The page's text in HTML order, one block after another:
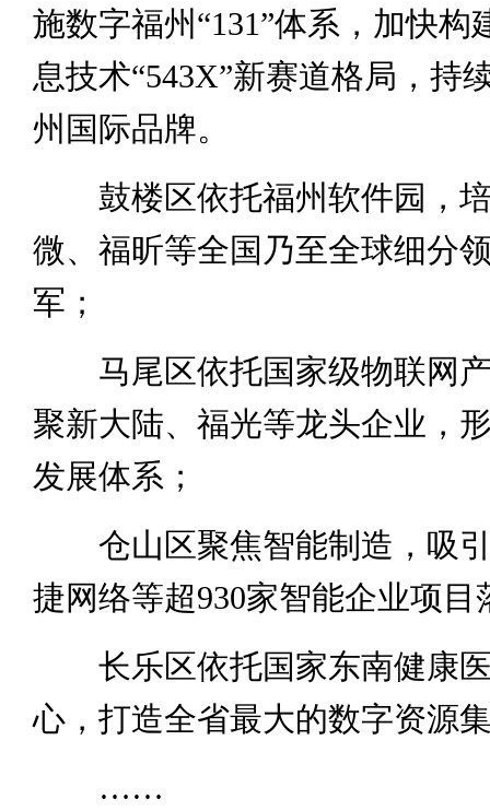
施数字福州“131”体系，加快构
息技术“543X”新赛道格局，持
州国际品牌。
鼓楼区依托福州软件园，培
微、福昕等全国乃至全球细分
军；
马尾区依托国家级物联网产
聚新大陆、福光等龙头企业，
发展体系；
仓山区聚焦智能制造，吸引
捷网络等超930家智能企业项目
长乐区依托国家东南健康医
心，打造全省最大的数字资源
……